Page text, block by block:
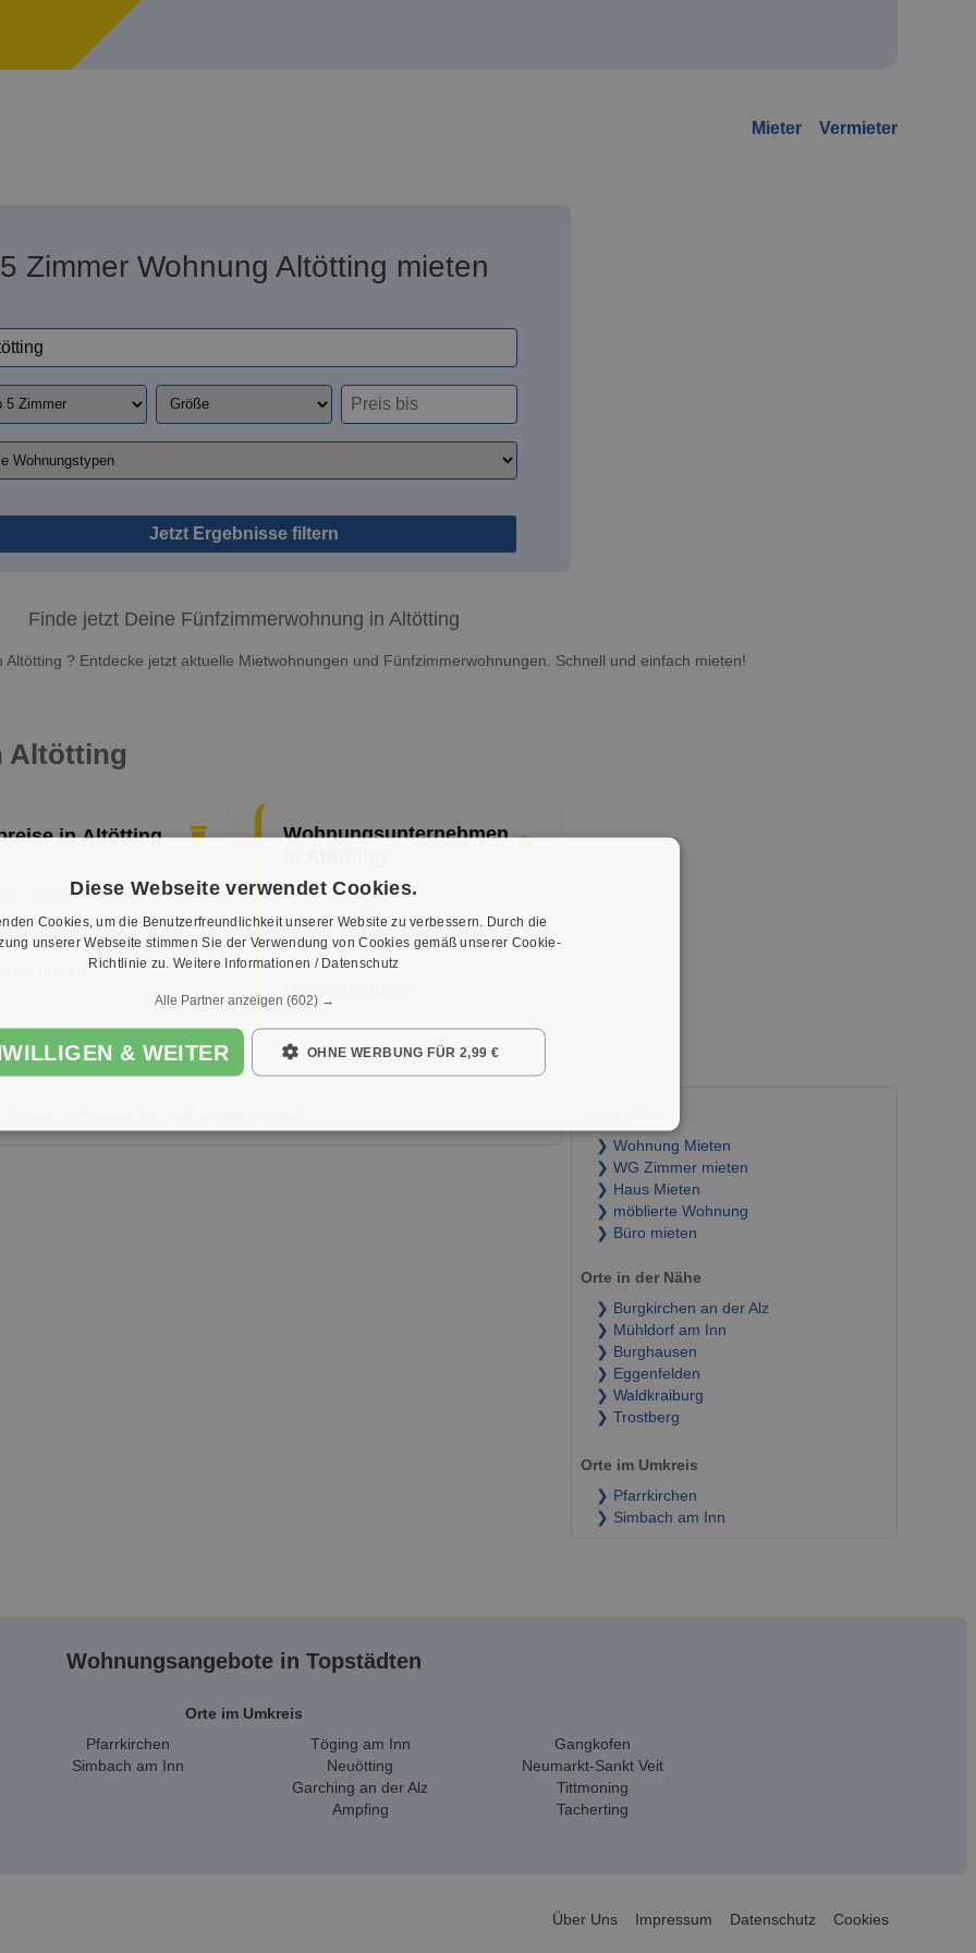
Mieter Vermieter
5 Zimmer Wohnung Altötting mieten
Jetzt Ergebnisse filtern
Finde jetzt Deine Fünfzimmerwohnung in Altötting
? Entdecke jetzt aktuelle Mietwohnungen und Fünfzimmerwohnungen. Schnell und einfach mieten!
Altötting
in Altötting
Nebenkosten &
– so liegen die
in Altötting aktuell.
prüfen →
Wohnungsunternehmen
Die wichtigsten Vermieter in der
Region – Genossenschaften,
Unternehmen & private Anbieter.
Schauen Sie bald wieder vorbei!
❯ Wohnung Mieten
❯ WG Zimmer mieten
❯ Haus Mieten
❯ möblierte Wohnung
❯ Büro mieten
Orte in der Nähe
❯ Burgkirchen an der Alz
❯ Mühldorf am Inn
❯ Burghausen
❯ Eggenfelden
❯ Waldkraiburg
❯ Trostberg
Orte im Umkreis
❯ Pfarrkirchen
❯ Simbach am Inn
Wohnungsangebote in Topstädten
Orte im Umkreis
Pfarrkirchen
Simbach am Inn
Töging am Inn
Neuötting
Garching an der Alz
Ampfing
Gangkofen
Neumarkt-Sankt Veit
Tittmoning
Tacherting
Über Uns Impressum Datenschutz Cookies
Diese Webseite verwendet Cookies.
Cookies, um die Benutzerfreundlichkeit unserer Website zu verbessern. Durch die
unserer Webseite stimmen Sie der Verwendung von Cookies gemäß unserer Cookie-
Richtlinie zu. Weitere Informationen / Datenschutz
Alle Partner anzeigen (602) →
& WEITER OHNE WERBUNG FÜR 2,99 €